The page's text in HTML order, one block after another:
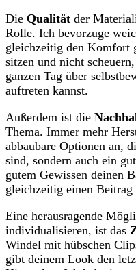
Die Qualität der
Rolle. Ich bevorzuge​
gleichzeitig den Komfort
‍sitzen und nicht
ganzen ‍Tag über⁣
⁤auftreten ‌kannst.
Außerdem ‌ist ‍die⁤
Thema. Immer mehr‍
abbaubare Optionen an,⁣
sind, sondern auch ⁤ein
gutem Gewissen deinen
gleichzeitig einen‍
Eine herausragende
individualisieren, ist das
Windel mit hübschen
gibt⁣ deinem Look ⁣den⁤